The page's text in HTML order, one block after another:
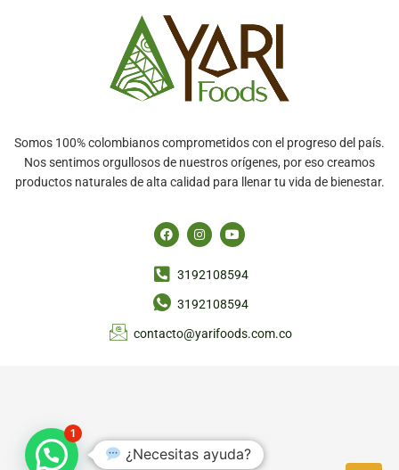
Somos 100% colombianos comprometidos con el progreso del país.
Nos sentimos orgullosos de nuestros orígenes, por eso creamos
productos naturales de alta calidad para llenar tu vida de bienestar.
F
a
c
e
b
o
k
I
n
s
a
r
Y
o
u
u
e
3192108594
3192108594
contacto@yarifoods.com.co
¿Necesitas ayuda?
1